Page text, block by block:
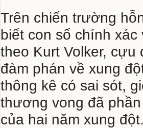
Trên chiến trường
biết con số chính
theo Kurt Volker, cựu
đàm phán về xung
thông kê có sai sót,
thương vong đã
của hai năm xung